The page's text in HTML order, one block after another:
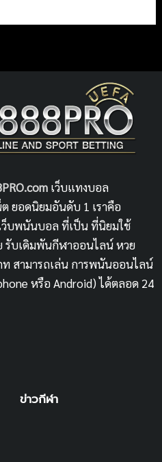
เว็บแทงบอล
ยอดนิยมอันดับ 1 เราคือ
ว็บพนันบอล ที่เป็น ที่นิยมใช้
รับเดิมพันกีฬาออนไลน์ หวย
สามารถเล่น การพนันออนไลน์
หรือ Android) ได้ตลอด 24
ข่าวกีฬา